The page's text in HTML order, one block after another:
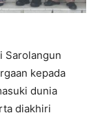
Sarolangun
kepada
dunia
diakhiri